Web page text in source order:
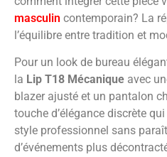
masculin contemporain? La
l’équilibre entre tradition et
Pour un look de bureau
la Lip T18 Mécanique avec
blazer ajusté et un pantalon
touche d’élégance discrète
style professionnel sans
d’événements plus